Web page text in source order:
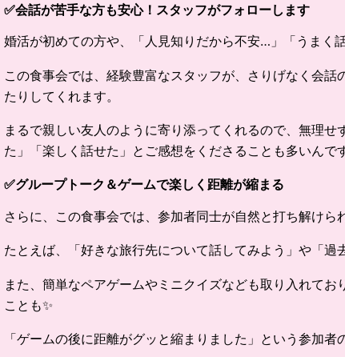
✅会話が苦手な方も安心！スタッフがフォローします
婚活が初めての方や、「人見知りだから不安…」「うまく
この食事会では、経験豊富なスタッフが、さりげなく会
たりしてくれます。
まるで親しい友人のように寄り添ってくれるので、無理
た」「楽しく話せた」とご感想をくださることも多いんで
✅グループトーク＆ゲームで楽しく距離が縮まる
さらに、この食事会では、参加者同士が自然と打ち解け
たとえば、「好きな旅行先について話してみよう」や「
また、簡単なペアゲームやミニクイズなども取り入れて
ことも✨
「ゲームの後に距離がグッと縮まりました」という参加